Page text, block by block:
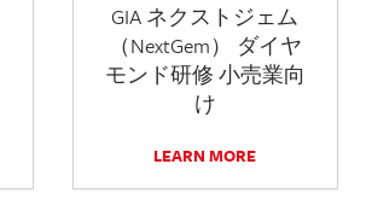
GIA ネクストジェム
（NextGem） ダイヤ
モンド研修 小売業向
け
LEARN MORE